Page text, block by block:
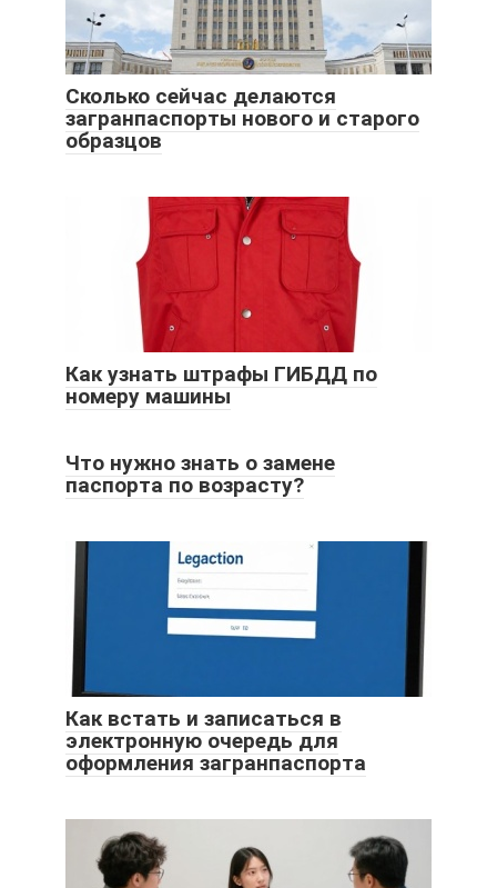
Сколько сейчас делаются
загранпаспорты нового и старого
образцов
Как узнать штрафы ГИБДД по
номеру машины
Что нужно знать о замене
паспорта по возрасту?
Как встать и записаться в
электронную очередь для
оформления загранпаспорта